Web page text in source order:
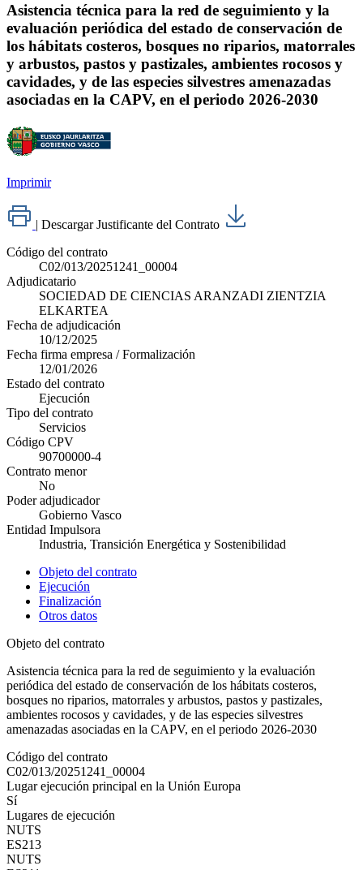
Asistencia técnica para la red de seguimiento y la
evaluación periódica del estado de conservación de
los hábitats costeros, bosques no riparios, matorrales
y arbustos, pastos y pastizales, ambientes rocosos y
cavidades, y de las especies silvestres amenazadas
asociadas en la CAPV, en el periodo 2026-2030
Imprimir
| Descargar Justificante del Contrato
Código del contrato
C02/013/20251241_00004
Adjudicatario
SOCIEDAD DE CIENCIAS ARANZADI ZIENTZIA
ELKARTEA
Fecha de adjudicación
10/12/2025
Fecha firma empresa / Formalización
12/01/2026
Estado del contrato
Ejecución
Tipo del contrato
Servicios
Código CPV
90700000-4
Contrato menor
No
Poder adjudicador
Gobierno Vasco
Entidad Impulsora
Industria, Transición Energética y Sostenibilidad
Objeto del contrato
Ejecución
Finalización
Otros datos
Objeto del contrato
Asistencia técnica para la red de seguimiento y la evaluación
periódica del estado de conservación de los hábitats costeros,
bosques no riparios, matorrales y arbustos, pastos y pastizales,
ambientes rocosos y cavidades, y de las especies silvestres
amenazadas asociadas en la CAPV, en el periodo 2026-2030
Código del contrato
C02/013/20251241_00004
Lugar ejecución principal en la Unión Europa
Sí
Lugares de ejecución
NUTS
ES213
NUTS